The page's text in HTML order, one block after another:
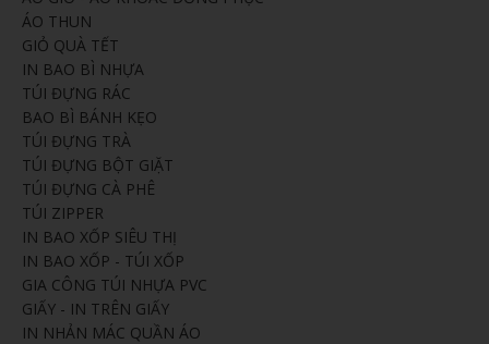
ÁO THUN
GIỎ QUÀ TẾT
IN BAO BÌ NHỰA
TÚI ĐỰNG RÁC
BAO BÌ BÁNH KẸO
TÚI ĐỰNG TRÀ
TÚI ĐỰNG BỘT GIẶT
TÚI ĐỰNG CÀ PHÊ
TÚI ZIPPER
IN BAO XỐP SIÊU THỊ
IN BAO XỐP - TÚI XỐP
GIA CÔNG TÚI NHỰA PVC
GIẤY - IN TRÊN GIẤY
IN NHẢN MÁC QUẦN ÁO